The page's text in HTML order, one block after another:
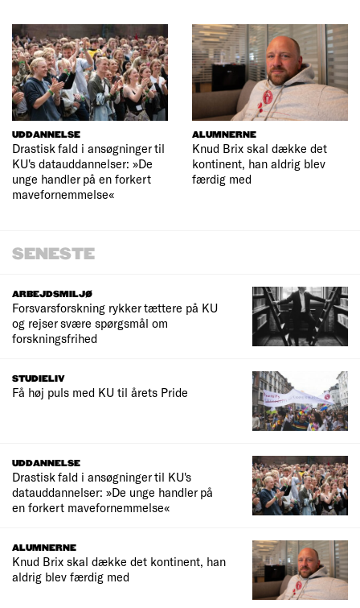
UDDANNELSE
Drastisk fald i ansøgninger til
KU's datauddannelser: »De
unge handler på en forkert
mavefornemmelse«
ALUMNERNE
Knud Brix skal dække det
kontinent, han aldrig blev
færdig med
SENESTE
ARBEJDSMILJØ
Forsvarsforskning rykker tættere på KU
og rejser svære spørgsmål om
forskningsfrihed
STUDIELIV
Få høj puls med KU til årets Pride
UDDANNELSE
Drastisk fald i ansøgninger til KU's
datauddannelser: »De unge handler på
en forkert mavefornemmelse«
ALUMNERNE
Knud Brix skal dække det kontinent, han
aldrig blev færdig med